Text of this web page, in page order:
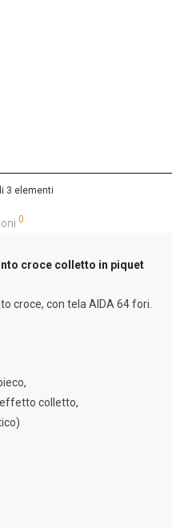
3 elementi
0
croce colletto in piquet
croce, con tela AIDA 64 fori.
colletto,